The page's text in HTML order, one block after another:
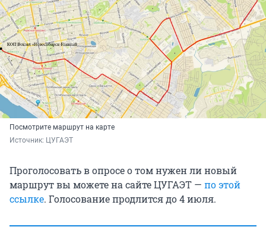
Посмотрите маршрут на карте
Источник: ЦУГАЭТ
Проголосовать в опросе о том нужен ли новый
маршрут вы можете на сайте ЦУГАЭТ — по этой
ссылке. Голосование продлится до 4 июля.